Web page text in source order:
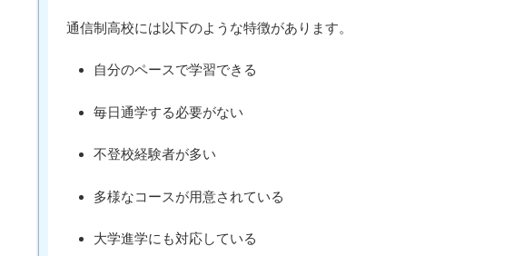
通信制高校には以下のような特徴があります。
自分のペースで学習できる
毎日通学する必要がない
不登校経験者が多い
多様なコースが用意されている
大学進学にも対応している